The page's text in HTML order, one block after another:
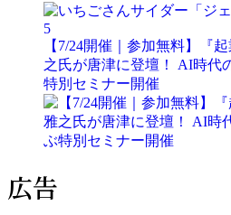
5
【7/24開催｜参加無料】『
之氏が唐津に登壇！ AI時代
特別セミナー開催
広告